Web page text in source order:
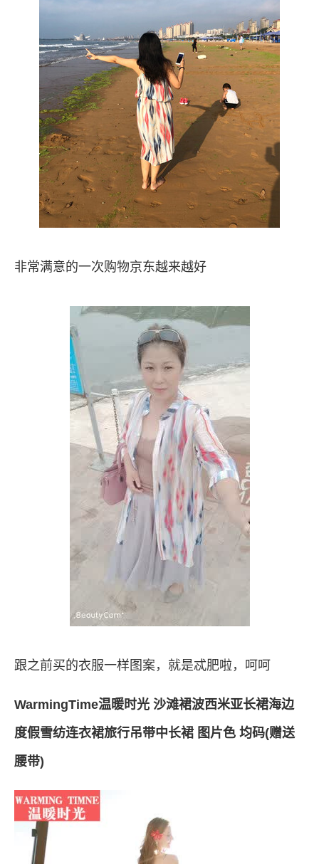
非常满意的一次购物京东越来越好
跟之前买的衣服一样图案，就是忒肥啦，呵呵
WarmingTime温暖时光 沙滩裙波西米亚长裙海边
度假雪纺连衣裙旅行吊带中长裙 图片色 均码(赠送
腰带)